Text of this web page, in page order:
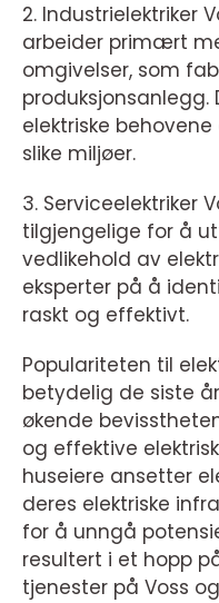
2. Industrielektriker
arbeider primært
omgivelser, som
produksjonsanlegg.
elektriske
slike miljøer.
3. Serviceelektriker
tilgjengelige for å
vedlikehold av
eksperter på å
raskt og effektivt.
Populariteten til
betydelig de siste
økende
og effektive
huseiere ansetter
deres elektriske
for å unngå
resultert i et hopp
tjenester på Voss